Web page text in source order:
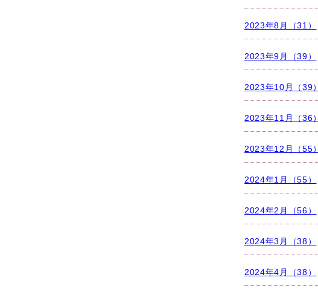
2023年8月（31）
2023年9月（39）
2023年10月（39）
2023年11月（36）
2023年12月（55）
2024年1月（55）
2024年2月（56）
2024年3月（38）
2024年4月（38）